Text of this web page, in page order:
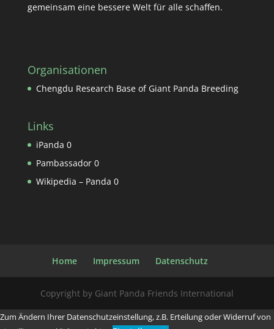
gemeinsam eine bessere Welt für alle schaffen.
Organisationen
Chengdu Research Base of Giant Panda Breeding
Links
iPanda 0
Pambassador0
Wikipedia – Panda 0
Home Impressum Datenschutz
Copyright by Giant Panda Friends International
Zum Ändern Ihrer Datenschutzeinstellung, z.B. Erteilung oder Widerruf von